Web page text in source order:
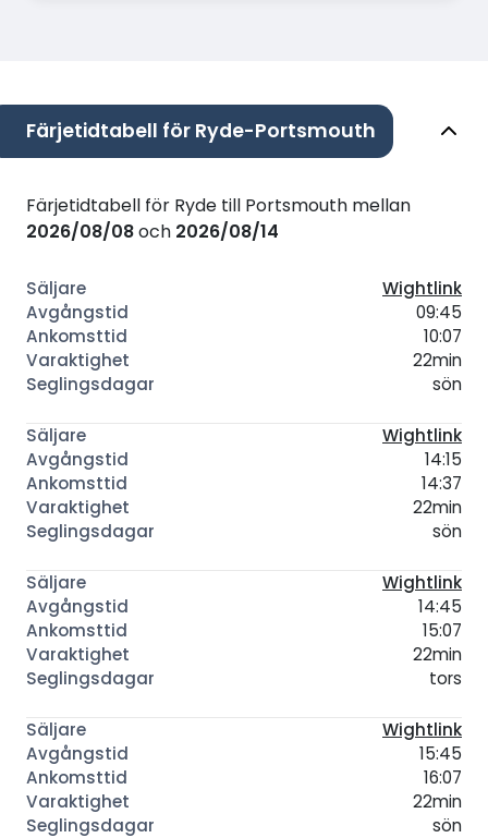
Färjetidtabell för Ryde-Portsmouth
Färjetidtabell för Ryde till Portsmouth mellan
2026/08/08och 2026/08/14
Wightlink
09:45
10:07
22min
sön
Wightlink
14:15
14:37
22min
sön
Wightlink
14:45
15:07
22min
tors
Wightlink
15:45
16:07
22min
sön